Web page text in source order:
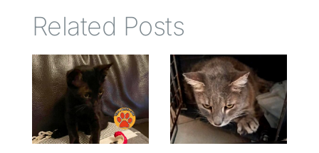
Related Posts